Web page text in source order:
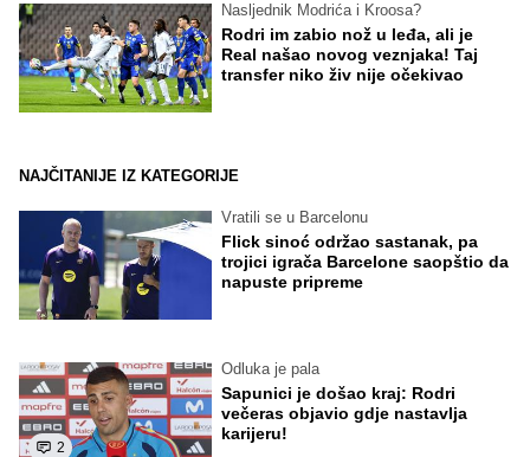
Nasljednik Modrića i Kroosa?
Rodri im zabio nož u leđa, ali je
Real našao novog veznjaka! Taj
transfer niko živ nije očekivao
NAJČITANIJE IZ KATEGORIJE
Vratili se u Barcelonu
Flick sinoć održao sastanak, pa
trojici igrača Barcelone saopštio da
napuste pripreme
2
Odluka je pala
Sapunici je došao kraj: Rodri
večeras objavio gdje nastavlja
karijeru!